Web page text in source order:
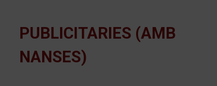
PUBLICITARIES (AMB
NANSES)